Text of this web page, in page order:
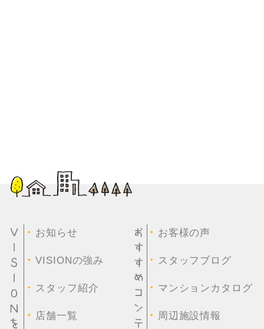
・ お知らせ
・VISIONの強み
・ スタッフ紹介
・ 店舗一覧
・ お客様の声
・ スタッフブログ
・ マンションカタログ
・ 周辺施設情報